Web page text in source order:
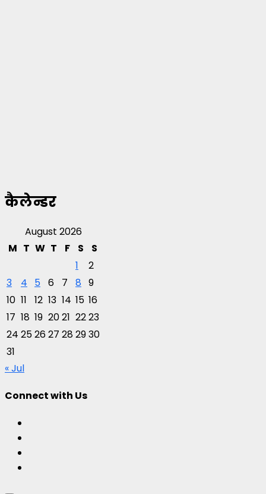
कैलेन्डर
August 2026
M T W T F S
S
1
2
3
4 5 6 7 8 9
10 11 12 13 14 15 16
17 18 19 2021 2223
24 252627 282930
31
« Jul
Connect with Us